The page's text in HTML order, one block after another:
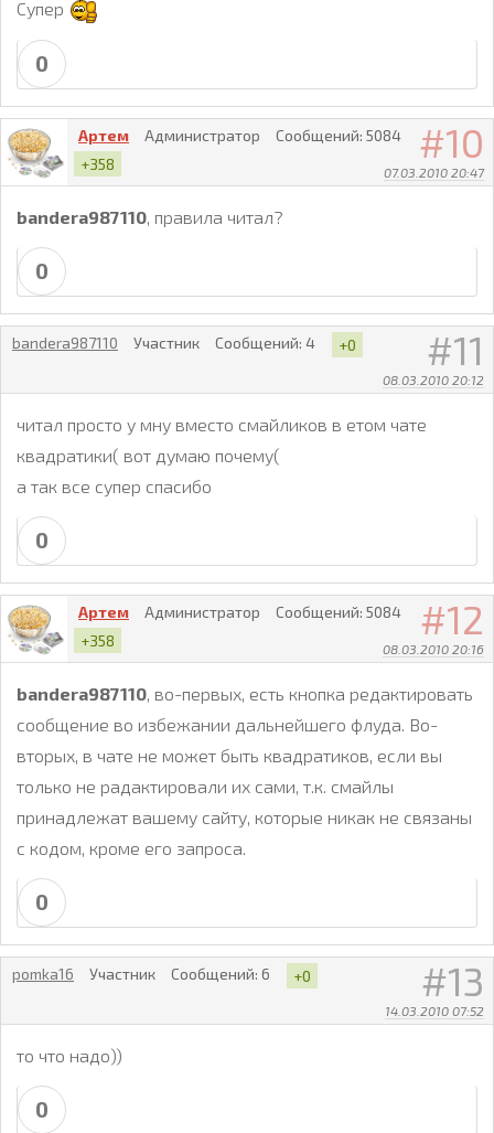
Супер
0
10
07.03.2010 20:47
Артем Администратор Сообщений: 5084
+358
bandera987110, правила читал?
0
11
08.03.2010 20:12
bandera987110 Участник Сообщений: 4 +0
читал просто у мну вместо смайликов в етом чате
квадратики( вот думаю почему(
а так все супер спасибо
0
12
08.03.2010 20:16
Артем Администратор Сообщений: 5084
+358
bandera987110, во-первых, есть кнопка редактировать
сообщение во избежании дальнейшего флуда. Во-
вторых, в чате не может быть квадратиков, если вы
только не радактировали их сами, т.к. смайлы
принадлежат вашему сайту, которые никак не связаны
с кодом, кроме его запроса.
0
13
14.03.2010 07:52
pomka16 Участник Сообщений: 6 +0
то что надо))
0